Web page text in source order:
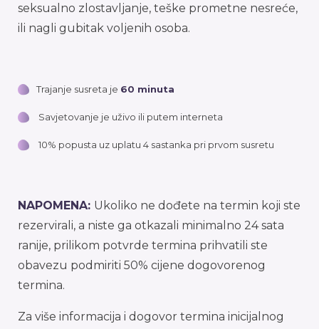
seksualno zlostavljanje, teške prometne nesreće,
ili nagli gubitak voljenih osoba.
Trajanje susreta je 60 minuta
Savjetovanje je uživo ili putem interneta
10% popusta uz uplatu 4 sastanka pri prvom susretu
NAPOMENA: Ukoliko ne dođete na termin koji ste
rezervirali, a niste ga otkazali minimalno 24 sata
ranije, prilikom potvrde termina prihvatili ste
obavezu podmiriti 50% cijene dogovorenog
termina.
Za više informacija i dogovor termina inicijalnog